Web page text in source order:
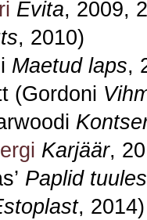
Evita, 2009,
, 2010)
Maetud laps,
(Gordoni
Karjäär,
Paplid tuules
, 2014)